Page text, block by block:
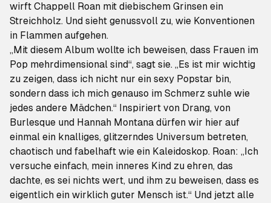
wirft Chappell Roan mit diebischem Grinsen ein
Streichholz. Und sieht genussvoll zu, wie Konventionen
in Flammen aufgehen.
„Mit diesem Album wollte ich beweisen, dass Frauen im
Pop mehrdimensional sind“, sagt sie. „Es ist mir wichtig
zu zeigen, dass ich nicht nur ein sexy Popstar bin,
sondern dass ich mich genauso im Schmerz suhle wie
jedes andere Mädchen.“ Inspiriert von Drang, von
Burlesque und Hannah Montana dürfen wir hier auf
einmal ein knalliges, glitzerndes Universum betreten,
chaotisch und fabelhaft wie ein Kaleidoskop. Roan: „Ich
versuche einfach, mein inneres Kind zu ehren, das
dachte, es sei nichts wert, und ihm zu beweisen, dass es
eigentlich ein wirklich guter Mensch ist.“ Und jetzt alle